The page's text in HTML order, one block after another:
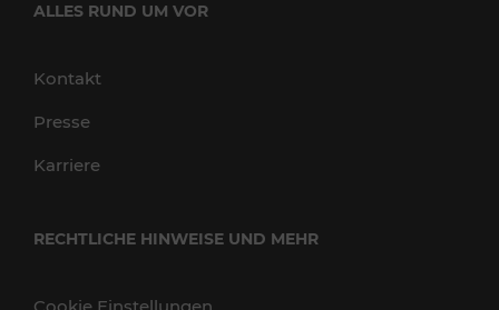
ALLES RUND UM VOR
Kontakt
Presse
Karriere
RECHTLICHE HINWEISE UND MEHR